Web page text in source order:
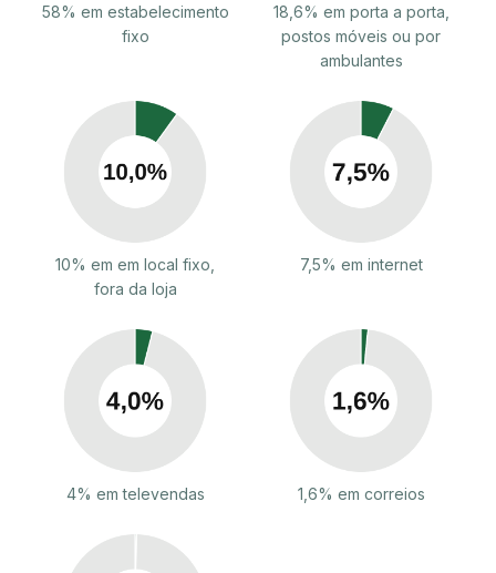
58% em estabelecimento
fixo
18,6% em porta a porta,
postos móveis ou por
ambulantes
10% em em local fixo,
fora da loja
7,5% em internet
4% em televendas 1,6% em correios